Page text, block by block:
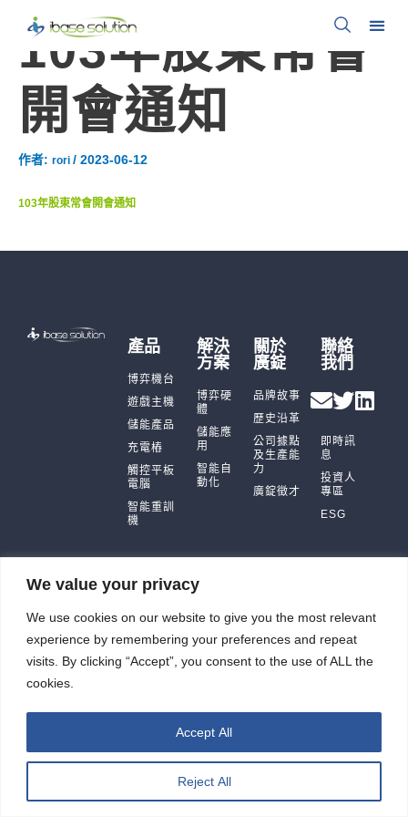
We value your privacy
We use cookies on our website to give you the most relevant
experience by remembering your preferences and repeat
visits. By clicking “Accept”, you consent to the use of ALL the
cookies.
Reject All
Accept All
103年股東常會
開會通知
作者: rori / 2023-06-12
103年股東常會開會通知
產品
博弈機台
遊戲主機
儲能產品
充電樁
觸控平板
電腦
智能重訓
機
解決
方案
博弈硬
體
儲能應
用
智能自
動化
關於
廣錠
品牌故事
歷史沿革
公司據點
及生產能
力
廣錠徵才
聯絡
我們
即時訊
息
投資人
專區
ESG
網頁設計公司：振作雲科技